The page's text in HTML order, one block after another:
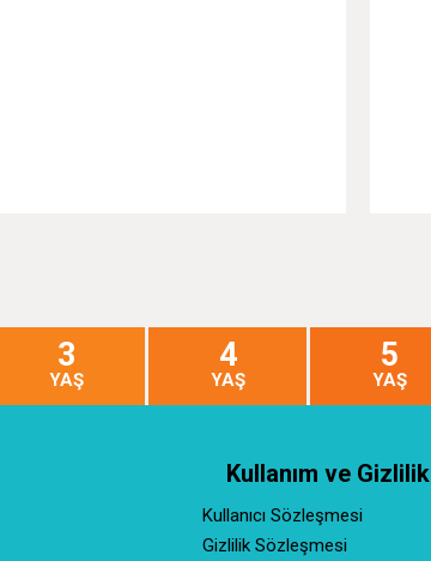
3
YAŞ
4
YAŞ
5
YAŞ
Kullanım ve Gizlilik
Kullanıcı Sözleşmesi
Gizlilik Sözleşmesi